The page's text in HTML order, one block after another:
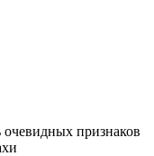
очевидных признаков